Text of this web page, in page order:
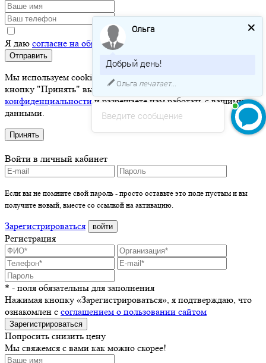
Я даю согласие на обработку персональных данных
Отправить
Мы используем cookie для хранения ваших данных. Нажимая
кнопку "Принять" вы соглашаетесь сполитикой
конфиденциальности и разрешаете нам работать с вашими
данными.
Принять
Войти в личный кабинет
Если вы не помните свой пароль - просто оставьте это поле пустым и вы
получите новый, вместе со ссылкой на активацию.
Зарегистрироваться войти
Регистрация
* - поля обязательны для заполнения
Нажимая кнопку «Зарегистрироваться», я подтверждаю, что
ознакомлен с соглашением о пользовании сайтом
Зарегистрироваться
Попросить снизить цену
Мы свяжемся с вами как можно скорее!
Введите сообщение
Ольга
Добрый день!
Ольга печатает...